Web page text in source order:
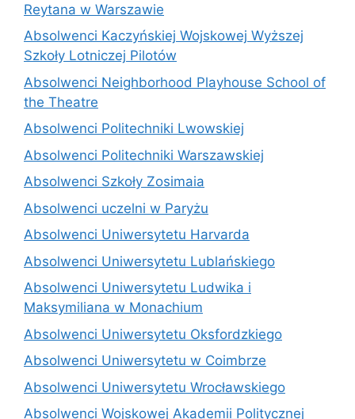
Reytana w Warszawie
Absolwenci Kaczyńskiej Wojskowej Wyższej
Szkoły Lotniczej Pilotów
Absolwenci Neighborhood Playhouse School of
the Theatre
Absolwenci Politechniki Lwowskiej
Absolwenci Politechniki Warszawskiej
Absolwenci Szkoły Zosimaia
Absolwenci uczelni w Paryżu
Absolwenci Uniwersytetu Harvarda
Absolwenci Uniwersytetu Lublańskiego
Absolwenci Uniwersytetu Ludwika i
Maksymiliana w Monachium
Absolwenci Uniwersytetu Oksfordzkiego
Absolwenci Uniwersytetu w Coimbrze
Absolwenci Uniwersytetu Wrocławskiego
Absolwenci Wojskowej Akademii Politycznej